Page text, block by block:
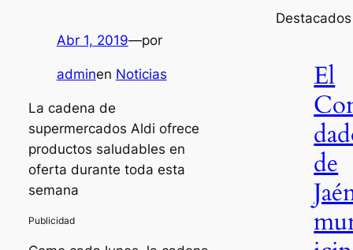
Abr 1, 2019—por
adminen Noticias
La cadena de
supermercados Aldi ofrece
productos saludables en
oferta durante toda esta
semana
Destacados
El
de